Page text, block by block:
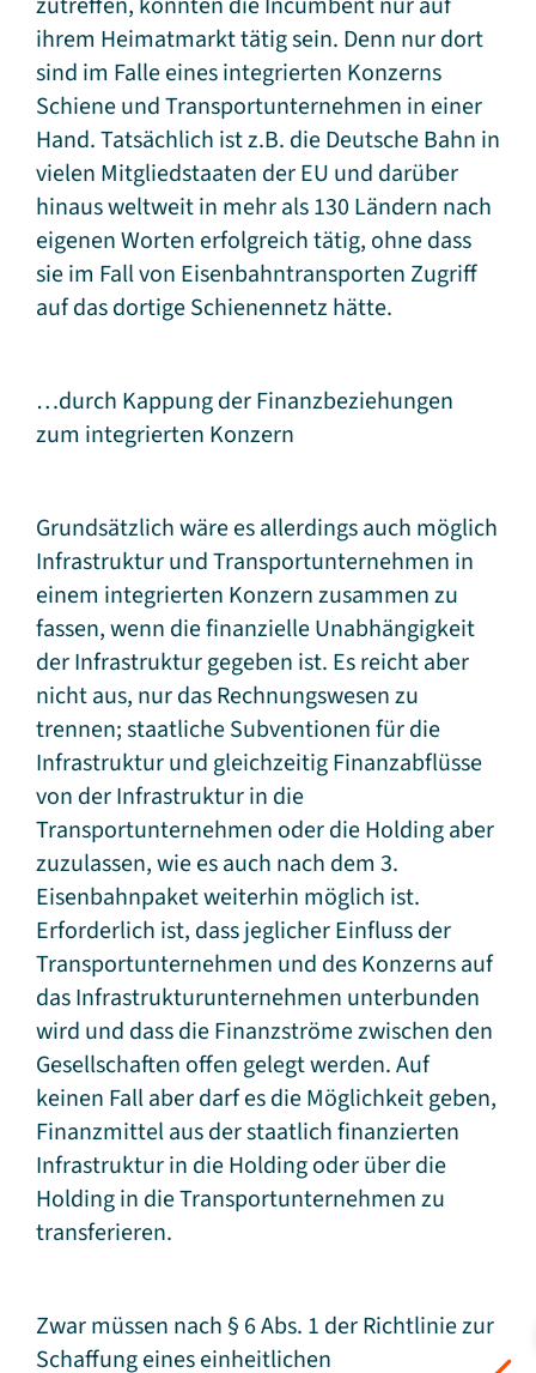
ihrem Heimatmarkt tätig sein. Denn nur dort
sind im Falle eines integrierten Konzerns
Schiene und Transportunternehmen in einer
Hand. Tatsächlich ist z.B. die Deutsche Bahn in
vielen Mitgliedstaaten der EU und darüber
hinaus weltweit in mehr als 130 Ländern nach
eigenen Worten erfolgreich tätig, ohne dass
sie im Fall von Eisenbahntransporten Zugriff
auf das dortige Schienennetz hätte.
…durch Kappung der Finanzbeziehungen
zum integrierten Konzern
Grundsätzlich wäre es allerdings auch möglich
Infrastruktur und Transportunternehmen in
einem integrierten Konzern zusammen zu
fassen, wenn die finanzielle Unabhängigkeit
der Infrastruktur gegeben ist. Es reicht aber
nicht aus, nur das Rechnungswesen zu
trennen; staatliche Subventionen für die
Infrastruktur und gleichzeitig Finanzabflüsse
von der Infrastruktur in die
Transportunternehmen oder die Holding aber
zuzulassen, wie es auch nach dem 3.
Eisenbahnpaket weiterhin möglich ist.
Erforderlich ist, dass jeglicher Einfluss der
Transportunternehmen und des Konzerns auf
das Infrastrukturunternehmen unterbunden
wird und dass die Finanzströme zwischen den
Gesellschaften offen gelegt werden. Auf
keinen Fall aber darf es die Möglichkeit geben,
Finanzmittel aus der staatlich finanzierten
Infrastruktur in die Holding oder über die
Holding in die Transportunternehmen zu
transferieren.
Zwar müssen nach § 6 Abs. 1 der Richtlinie zur
Schaffung eines einheitlichen